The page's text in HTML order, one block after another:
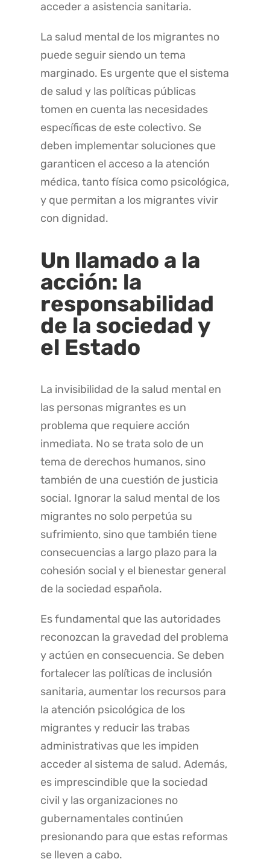
acceder a asistencia sanitaria.
La salud mental de los migrantes no
puede seguir siendo un tema
marginado. Es urgente que el sistema
de salud y las políticas públicas
tomen en cuenta las necesidades
específicas de este colectivo. Se
deben implementar soluciones que
garanticen el acceso a la atención
médica, tanto física como psicológica,
y que permitan a los migrantes vivir
con dignidad.
Un llamado a la
acción: la
responsabilidad
de la sociedad y
el Estado
La invisibilidad de la salud mental en
las personas migrantes es un
problema que requiere acción
inmediata. No se trata solo de un
tema de derechos humanos, sino
también de una cuestión de justicia
social. Ignorar la salud mental de los
migrantes no solo perpetúa su
sufrimiento, sino que también tiene
consecuencias a largo plazo para la
cohesión social y el bienestar general
de la sociedad española.
Es fundamental que las autoridades
reconozcan la gravedad del problema
y actúen en consecuencia. Se deben
fortalecer las políticas de inclusión
sanitaria, aumentar los recursos para
la atención psicológica de los
migrantes y reducir las trabas
administrativas que les impiden
acceder al sistema de salud. Además,
es imprescindible que la sociedad
civil y las organizaciones no
gubernamentales continúen
presionando para que estas reformas
se lleven a cabo.